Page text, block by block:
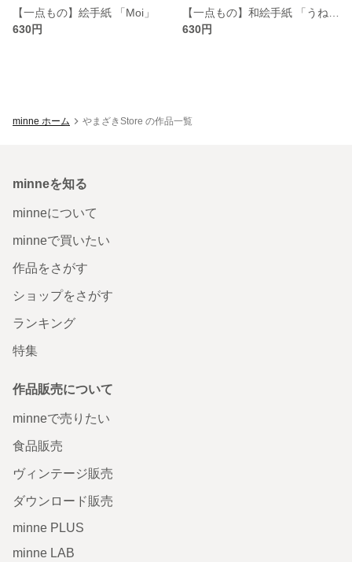
【一点もの】絵手紙 「Moi」
630円
630円
minne ホーム やまざきStore の作品一覧
minneを知る
minneについて
minneで買いたい
作品をさがす
ショップをさがす
ランキング
特集
作品販売について
minneで売りたい
食品販売
ヴィンテージ販売
ダウンロード販売
minne PLUS
minne LAB